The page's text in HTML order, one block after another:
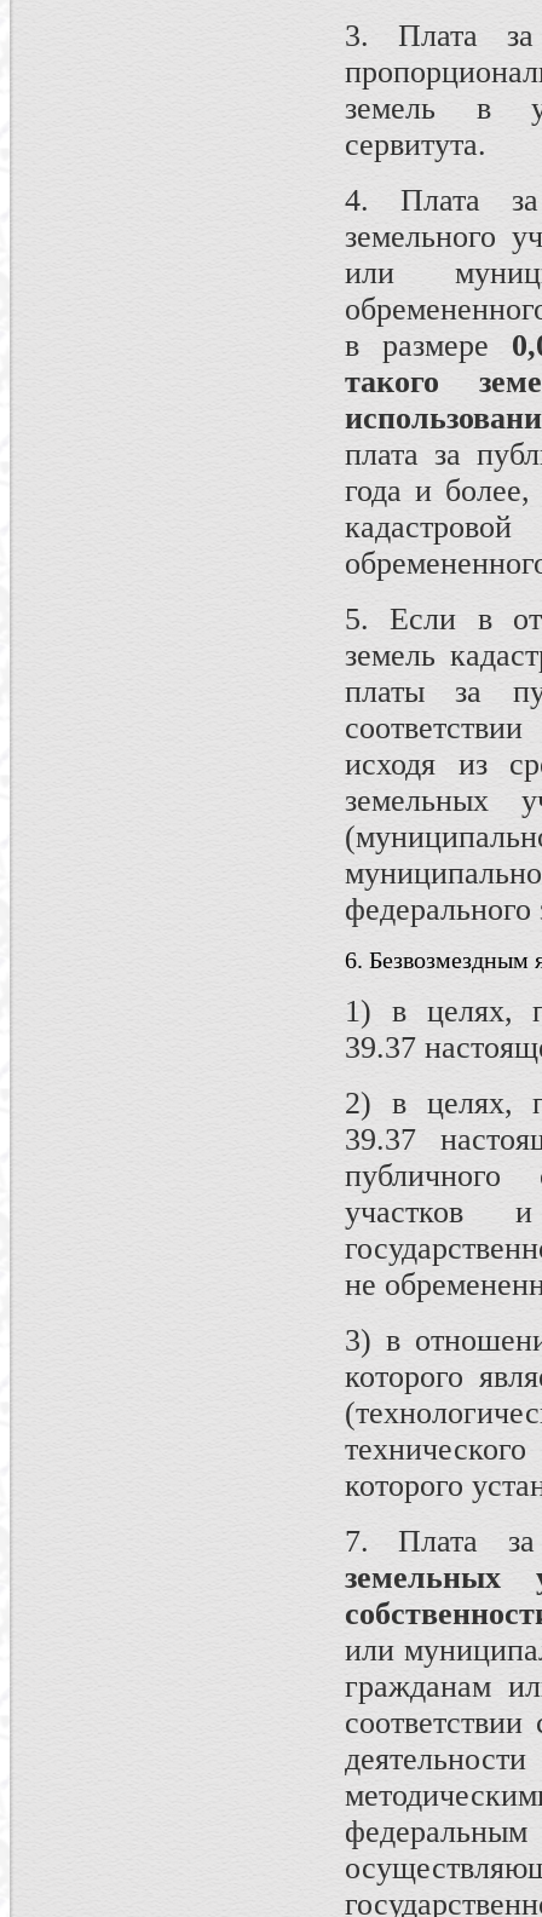
3. Плата за
земель в
сервитута.
4. Плата за
земельного
или
в размере
такого
плата за
года и
5. Если в
земель
платы за
исходя из
земельных
федерального
6. Безвозмездным
1) в целях,
39.37
2) в целях,
39.37
участков
не
3) в
которого
которого
7. Плата
земельных
или
гражданам